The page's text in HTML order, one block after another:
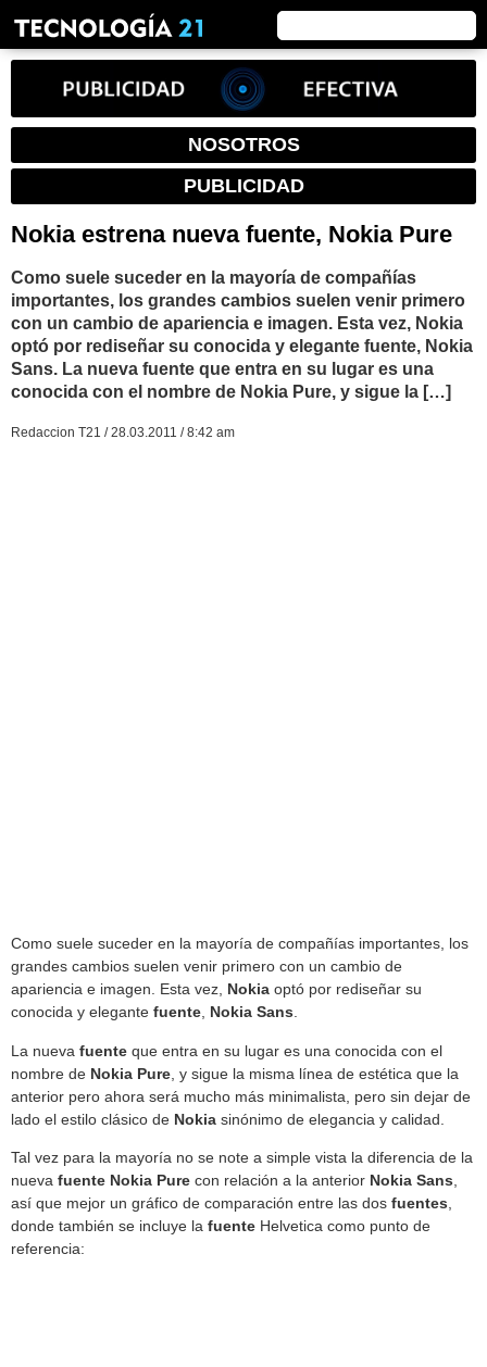
NOSOTROS
PUBLICIDAD
Nokia estrena nueva fuente, Nokia Pure
Como suele suceder en la mayoría de compañías
importantes, los grandes cambios suelen venir primero
con un cambio de apariencia e imagen. Esta vez, Nokia
optó por rediseñar su conocida y elegante fuente, Nokia
Sans. La nueva fuente que entra en su lugar es una
conocida con el nombre de Nokia Pure, y sigue la […]
Redaccion T21 / 28.03.2011 / 8:42 am
Como suele suceder en la mayoría de compañías importantes, los
grandes cambios suelen venir primero con un cambio de
apariencia e imagen. Esta vez, Nokia optó por rediseñar su
conocida y elegante fuente Nokia Sans
La nueva fuente que entra en su lugar es una conocida con el
nombre de Nokia Pure , y sigue la misma línea de estética que la
anterior pero ahora será mucho más minimalista, pero sin dejar de
lado el estilo clásico de Nokia sinónimo de elegancia y calidad.
Tal vez para la mayoría no se note a simple vista la diferencia de la
nueva fuente Nokia Pure con relación a la anterior Nokia Sans
así que mejor un gráfico de comparación entre las dos fuentes
donde también se incluye la fuente Helvetica como punto de
referencia: